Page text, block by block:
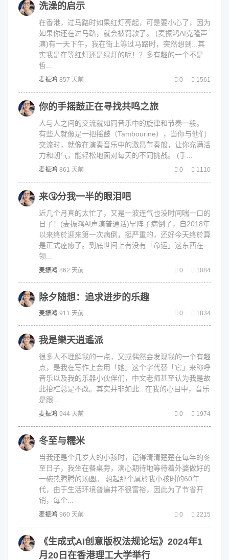
洗澡的启示
在香港，过马路时如果红灯亮起，可是要小心了，因为
如果你还在过马路，就会被罚款了。 (麦振鸿AI克隆声
演)有一天下午，我在街上等过马路时，突然想到...其
实我是在等红灯还是绿灯的呢！？多有趣的一个不是
哲...
麦振鸿 857 天前 0 1561
你的手摇鼓正在寻找共鸣之旅
人与人之间的交流就如同音乐中的旋律和节奏一般。
有些人就像是一把摇鼓（Tambourine），当你与他们
交流时，就像在演奏音乐中的激昂节奏般，让你充满活
力和朝气，能轻松地面对每天的不同挑战。 (手...
麦振鸿 861 天前 0 1110
来🤧分我一半的眼泪吧
近几个月真的太忙了，又是一波连气也没时间喘一口的
日子！(麦振鸿AI声演普通话)早阵子病倒了，自2018年
以来终於迎来第一次病倒，挺严重的，还好今天终於算
是正式痊癒了。到底世间上有没有「命运」这东西在
领...
麦振鸿 862 天前 0 1084
除夕随想：追求进步的乐趣
麦振鸿 911 天前 0 1834
我是樂天逍遙派
很多人不理解我的一点，又或偶然会发现我的一个有趣
点，是我在写作上会用「她」这个字代替「它」来称呼
音乐以及我的乐器小伙伴们，中文老师甚至认为我是故
此抬杠总是不改。其实并非如此...在我的心目中，音乐
是跟...
麦振鸿 944 天前 0 1974
冬至与糯米
当我还是个几岁大的小孩时，记得清清楚楚在每年的冬
至日子，我坐在餐桌旁，满心期待地等待着外婆做好的
一碗热腾腾的汤圆。 想起那个属於我小孩时的60年
代，由于生活环境普遍并不很富裕，因此为了节省开
销，每个...
麦振鸿 960 天前 0 2215
《生成式AI创意版权法规论坛》2024年1
月20日在香港理工大学举行